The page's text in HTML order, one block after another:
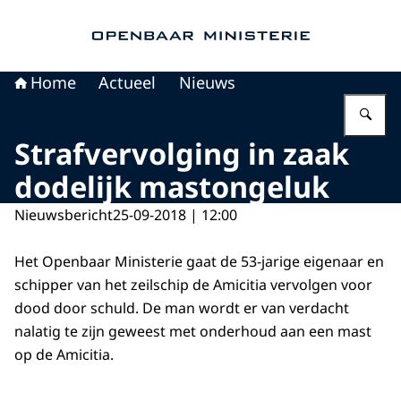
Home Actueel Nieuws
Strafvervolging in zaak
dodelijk mastongeluk
Nieuwsbericht25-09-2018 | 12:00
Het Openbaar Ministerie gaat de 53-jarige eigenaar en
schipper van het zeilschip de Amicitia vervolgen voor
dood door schuld. De man wordt er van verdacht
nalatig te zijn geweest met onderhoud aan een mast
op de Amicitia.